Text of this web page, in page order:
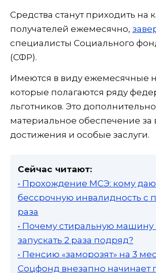
Средства станут приходить на
получателей ежемесячно,
специалисты Социального
(СФР).
Имеются в виду ежемесячные
которые полагаются ряду
льготников. Это
материальное обеспечение
достижения и особые заслуги.
Сейчас читают:
• Прохождение МСЭ: кому
бессрочную инвалидность с
раза
• Почему стиральную машину
запускать 2 раза подряд?
• Пенсию «заморозят» на 3
Соцфонд внезапно начинает